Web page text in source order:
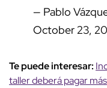
— Pablo
October 23,
Te puede interesar:
taller deberá pagar